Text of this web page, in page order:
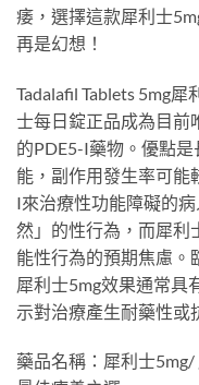
痿，選擇這款犀利士
再是幻想！
Tadalafil Tablets 5mg
士每日錠正品成為目前
的PDE5-I藥物。優點
能，副作用發生率可能
I來治療性功能障礙的
然」的性行為，而犀利
能性行為的預期焦慮。
犀利士5mg效果通常具
示對治療產生耐藥性或
藥品名稱：犀利士